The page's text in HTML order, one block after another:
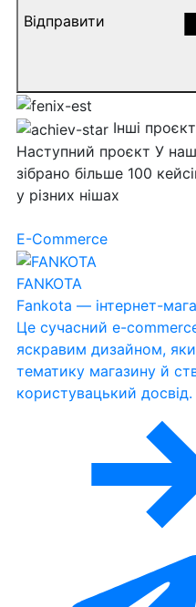
Відправити
Інші
Наступний проєкт У
зібрано більше 100
у різних нішах
E-Commerce
FANKOTA
Fankota — інтернет-
Це сучасний e-
яскравим дизайном,
тематику магазину й
користувацький досвід.